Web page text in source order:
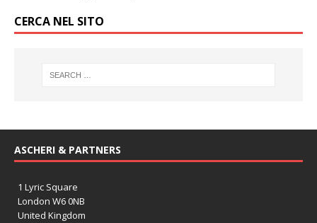
CERCA NEL SITO
ASCHERI & PARTNERS
1 Lyric Square
London W6 0NB
United Kingdom